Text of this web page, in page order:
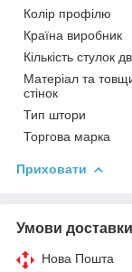
Колір профілю
Країна виробник
Кількість стулок
Матеріал та
стінок
Тип штори
Торгова марка
Приховати
Умови доставки
Нова Пошта